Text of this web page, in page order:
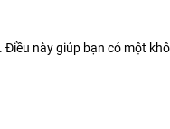
này giúp bạn có một